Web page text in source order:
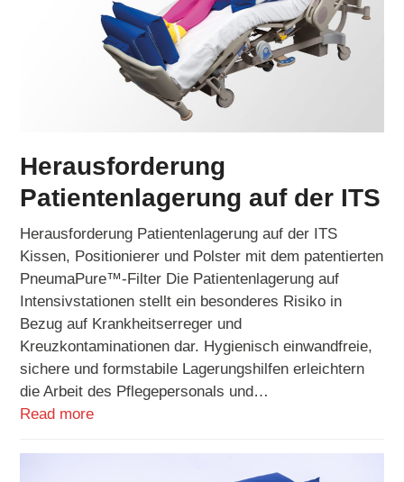
Herausforderung
Patientenlagerung auf der ITS
Herausforderung Patientenlagerung auf der ITS
Kissen, Positionierer und Polster mit dem patentierten
PneumaPure™-Filter Die Patientenlagerung auf
Intensivstationen stellt ein besonderes Risiko in
Bezug auf Krankheitserreger und
Kreuzkontaminationen dar. Hygienisch einwandfreie,
sichere und formstabile Lagerungshilfen erleichtern
die Arbeit des Pflegepersonals und…
Read more